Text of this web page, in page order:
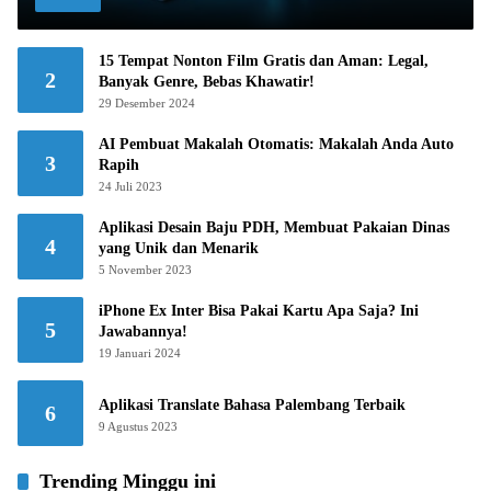
2
15 Tempat Nonton Film Gratis dan Aman: Legal,
Banyak Genre, Bebas Khawatir!
29 Desember 2024
3
AI Pembuat Makalah Otomatis: Makalah Anda Auto
Rapih
24 Juli 2023
4
Aplikasi Desain Baju PDH, Membuat Pakaian Dinas
yang Unik dan Menarik
5 November 2023
5
iPhone Ex Inter Bisa Pakai Kartu Apa Saja? Ini
Jawabannya!
19 Januari 2024
6 Aplikasi Translate Bahasa Palembang Terbaik
9 Agustus 2023
Trending Minggu ini